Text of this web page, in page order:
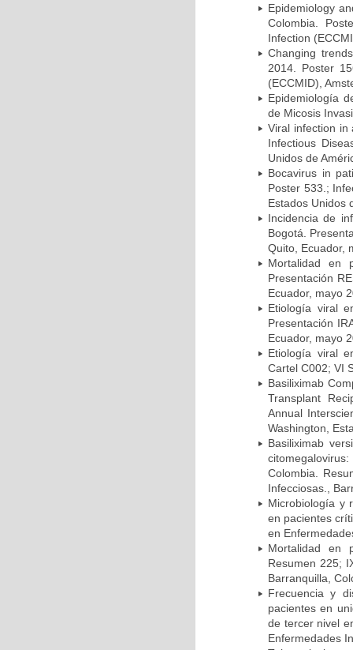
Epidemiology
Colombia.
Infection
Changing
2014. Poster
(ECCMID),
Epidemiología
de Micosis
Viral infection in
Infectious
Unidos de
Bocavirus in
Poster 533.;
Estados Unidos
Incidencia de
Bogotá.
Quito, Ecuador,
Mortalidad en
Presentación
Ecuador, mayo
Etiología viral
Presentación
Ecuador, mayo
Etiología viral
Cartel C002; VI
Basiliximab
Transplant
Annual
Washington,
Basiliximab
Colombia.
Infecciosas.,
Microbiología y
en pacientes
en
Mortalidad en
Resumen 225;
Barranquilla,
Frecuencia y
pacientes en
de tercer nivel
Enfermedades